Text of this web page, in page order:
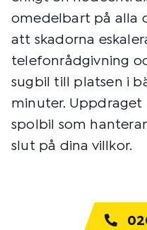
omedelbart på alla
att skadorna
telefonrådgivning
sugbil till platsen i
minuter. Uppdraget
spolbil som
slut på dina villkor.